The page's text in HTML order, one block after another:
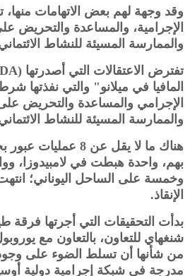
وقد وجهة لهم بعض الاتهامات منها،
الإجرامية، والمساعدة والتحريض
والممارسة المسيئة للنشاط
المافيا في ميلانو" والتي نفذتها
الإجرامي والمساعدة والتحريض
والممارسة المسيئة للنشاط
هناك ما لا يقل عن 8
بهم، واحدة هبطت في لامبيدوزا،
وخمسة على الساحل اليوناني؛
الإنقاذ.
بدأت التحقيقات التي أجرتها فرقة
من شأنها أن تسلط الضوء على
مدرجة في شبكة إجرامية دولية